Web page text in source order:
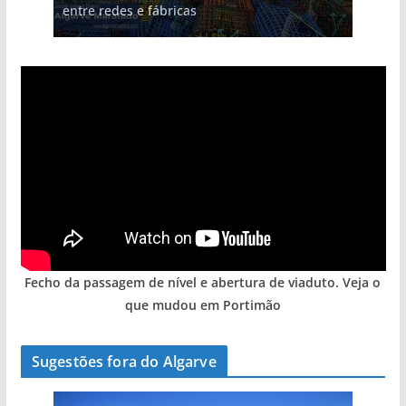
entre redes e fábricas
hotéis (com vídeo)
gastronómica nasce no Algarve
arribas em risco no Algarve (com vídeo)
Algarve voltam a ter vida (com vídeo)
Fecho da passagem de nível e abertura de viaduto. Veja o
que mudou em Portimão
Sugestões fora do Algarve